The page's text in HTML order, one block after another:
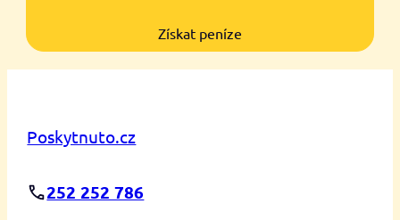
Získat peníze
Poskytnuto.cz
252 252 786